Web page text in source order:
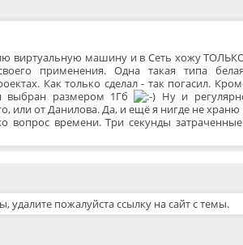
виртуальную машину и в Сеть хожу
применения. Одна такая типа
Как только сделал - так погасил.
выбран размером 1Гб
Ну и
или от Данилова. Да, и ещё я нигде не
вопрос времени. Три секунды
удалите пожалуйста ссылку на сайт с темы.